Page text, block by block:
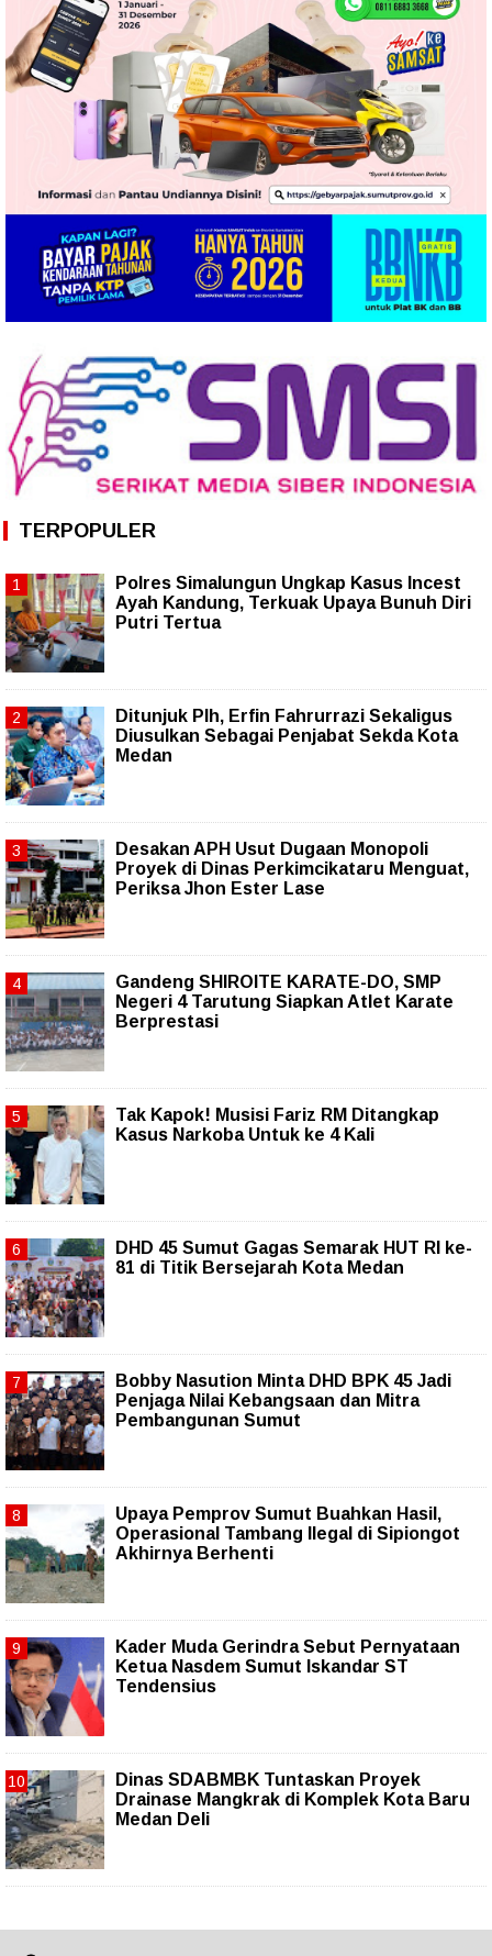
TERPOPULER
Polres Simalungun Ungkap Kasus Incest
Ayah Kandung, Terkuak Upaya Bunuh Diri
Putri Tertua
Ditunjuk Plh, Erfin Fahrurrazi Sekaligus
Diusulkan Sebagai Penjabat Sekda Kota
Medan
Desakan APH Usut Dugaan Monopoli
Proyek di Dinas Perkimcikataru Menguat,
Periksa Jhon Ester Lase
Gandeng SHIROITE KARATE-DO, SMP
Negeri 4 Tarutung Siapkan Atlet Karate
Berprestasi
Tak Kapok! Musisi Fariz RM Ditangkap
Kasus Narkoba Untuk ke 4 Kali
DHD 45 Sumut Gagas Semarak HUT RI ke-
81 di Titik Bersejarah Kota Medan
Bobby Nasution Minta DHD BPK 45 Jadi
Penjaga Nilai Kebangsaan dan Mitra
Pembangunan Sumut
Upaya Pemprov Sumut Buahkan Hasil,
Operasional Tambang Ilegal di Sipiongot
Akhirnya Berhenti
Kader Muda Gerindra Sebut Pernyataan
Ketua Nasdem Sumut Iskandar ST
Tendensius
Dinas SDABMBK Tuntaskan Proyek
Drainase Mangkrak di Komplek Kota Baru
Medan Deli